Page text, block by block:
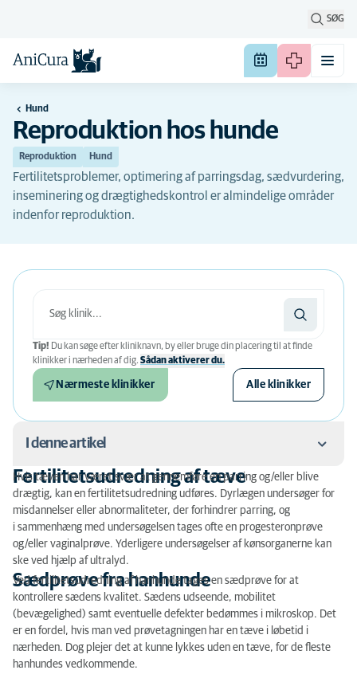
SØG
Hund
Reproduktion hos hunde
Reproduktion Hund
Fertilitetsproblemer, optimering af parringsdag, sædvurdering,
inseminering og drægtighedskontrol er almindelige områder
indenfor reproduktion.
Tip! Du kan søge efter kliniknavn, by eller bruge din placering til at finde
klinikker i nærheden af ​​dig. Sådan aktiverer du.
Nærmeste klinikker Alle klinikker
I denne artikel
Fertilitetsudredning af tæve
Sædprøve fra hanhunde
Progesteronprøve fra hund
Vaginaltest
Inseminering af hund
Fertilitetsudredning af tæve
Hvis tæven har været svær at gennemføre en parring og/eller blive
drægtig, kan en fertilitetsudredning udføres. Dyrlægen undersøger for
misdannelser eller abnormaliteter, der forhindrer parring, og
i sammenhæng med undersøgelsen tages ofte en progesteronprøve
og/eller vaginalprøve. Yderligere undersøgelser af kønsorganerne kan
ske ved hjælp af ultralyd.
Sædprøve fra hanhunde
Ved fertilitetsudredning af hanhunde tages en sædprøve for at
kontrollere sædens kvalitet. Sædens udseende, mobilitet
(bevægelighed) samt eventuelle defekter bedømmes i mikroskop. Det
er en fordel, hvis man ved prøvetagningen har en tæve i løbetid i
nærheden. Dog plejer det at kunne lykkes uden en tæve, for de fleste
hanhundes vedkommende.